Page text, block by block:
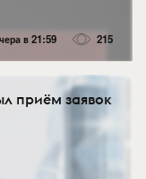
в 21:59 215
приём заявок